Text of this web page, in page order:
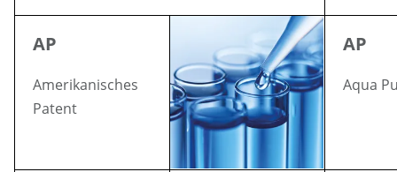
AP
Amerikanisches
Patent
AP
Aqua